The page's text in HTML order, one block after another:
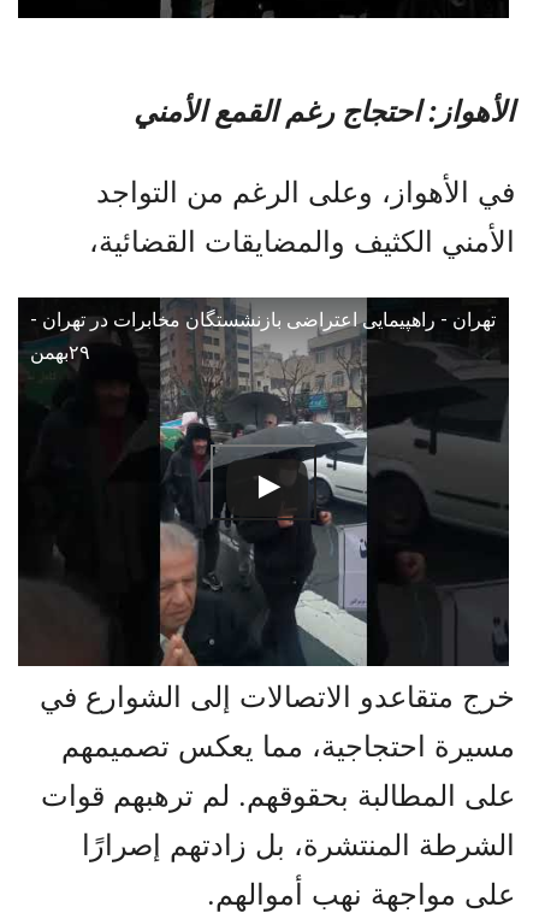
الأهواز: احتجاج رغم القمع الأمني
في الأهواز، وعلى الرغم من التواجد
الأمني الكثيف والمضايقات القضائية،
تهران - راهپیمایی اعتراضی بازنشستگان مخابرات در تهران -
۲۹بهمن
خرج متقاعدو الاتصالات إلى الشوارع في
مسيرة احتجاجية، مما يعكس تصميمهم
على المطالبة بحقوقهم. لم ترهبهم قوات
الشرطة المنتشرة، بل زادتهم إصرارًا
على مواجهة نهب أموالهم.